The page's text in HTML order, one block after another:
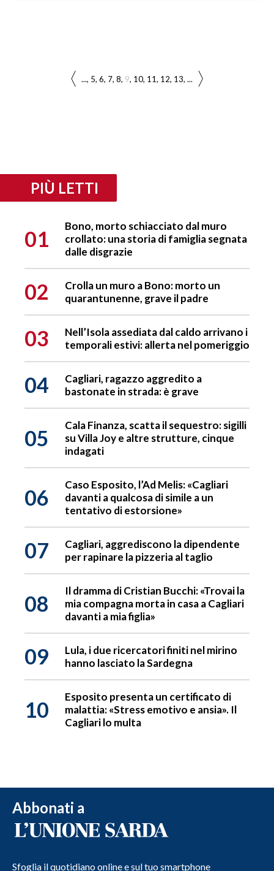
... 5 6 7 8 9 10 11 12 13 ...
PIÙ LETTI
01
Bono, morto schiacciato dal muro
crollato: una storia di famiglia segnata
dalle disgrazie
02
Crolla un muro a Bono: morto un
quarantunenne, grave il padre
03
Nell’Isola assediata dal caldo arrivano i
temporali estivi: allerta nel pomeriggio
04
Cagliari, ragazzo aggredito a
bastonate in strada: è grave
05
Cala Finanza, scatta il sequestro: sigilli
su Villa Joy e altre strutture, cinque
indagati
06
Caso Esposito, l’Ad Melis: «Cagliari
davanti a qualcosa di simile a un
tentativo di estorsione»
07
Cagliari, aggrediscono la dipendente
per rapinare la pizzeria al taglio
08
Il dramma di Cristian Bucchi: «Trovai la
mia compagna morta in casa a Cagliari
davanti a mia figlia»
09
Lula, i due ricercatori finiti nel mirino
hanno lasciato la Sardegna
10
Esposito presenta un certificato di
malattia: «Stress emotivo e ansia». Il
Cagliari lo multa
Abbonati a
Sfoglia il quotidiano online e sul tuo smartphone